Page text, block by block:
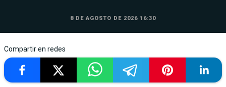
8 DE AGOSTO DE 2026 16:30
Compartir en redes